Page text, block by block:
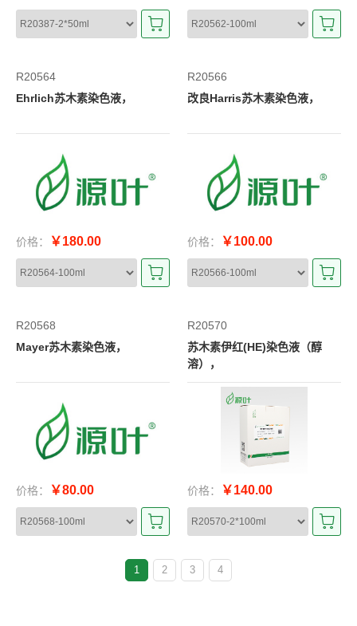
R20564
Ehrlich苏木素染色液，
价格： ￥180.00
R20566
改良Harris苏木素染色液，
价格： ￥100.00
R20568
Mayer苏木素染色液，
价格： ￥80.00
R20570
苏木素伊红(HE)染色液（醇
溶），
价格： ￥140.00
1 2 3 4